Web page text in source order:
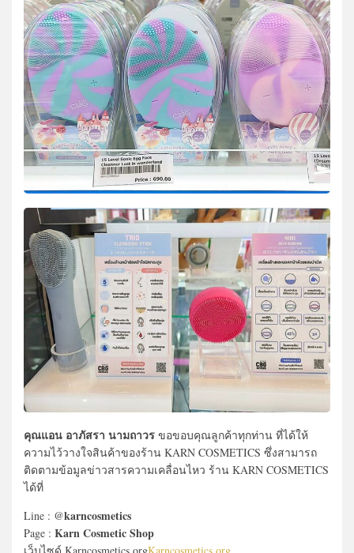
คุณแอน อาภัสรา นามถาวร ขอขอบคุณลูกค้าทุกท่าน ที่ได้ให้
ความไว้วางใจสินค้าของร้าน KARN COSMETICS ซึ่งสามารถ
ติดตามข้อมูลข่าวสารความเคลื่อนไหว ร้าน KARN COSMETICS
ได้ที่
Line : @karncosmetics
Page : Karn Cosmetic Shop